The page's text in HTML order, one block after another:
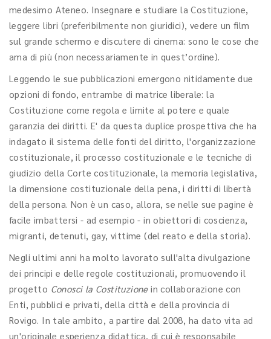
medesimo Ateneo. Insegnare e studiare la Costituzione,
leggere libri (preferibilmente non giuridici), vedere un film
sul grande schermo e discutere di cinema: sono le cose che
ama di più (non necessariamente in quest’ordine).
Leggendo le sue pubblicazioni emergono nitidamente due
opzioni di fondo, entrambe di matrice liberale: la
Costituzione come regola e limite al potere e quale
garanzia dei diritti. E' da questa duplice prospettiva che ha
indagato il sistema delle fonti del diritto, l'organizzazione
costituzionale, il processo costituzionale e le tecniche di
giudizio della Corte costituzionale, la memoria legislativa,
la dimensione costituzionale della pena, i diritti di libertà
della persona. Non è un caso, allora, se nelle sue pagine è
facile imbattersi - ad esempio - in obiettori di coscienza,
migranti, detenuti, gay, vittime (del reato e della storia).
Negli ultimi anni ha molto lavorato sull'alta divulgazione
dei principi e delle regole costituzionali, promuovendo il
progetto Conosci la Costituzionein collaborazione con
Enti, pubblici e privati, della città e della provincia di
Rovigo. In tale ambito, a partire dal 2008, ha dato vita ad
un'originale esperienza didattica, di cui è responsabile